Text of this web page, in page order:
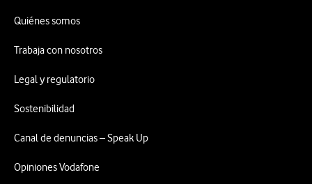
Quiénes somos
Trabaja con nosotros
Legal y regulatorio
Sostenibilidad
Canal de denuncias – Speak Up
Opiniones Vodafone